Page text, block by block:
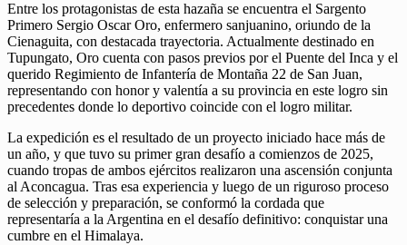
Entre los protagonistas de esta hazaña se encuentra el Sargento
Primero Sergio Oscar Oro, enfermero sanjuanino, oriundo de la
Cienaguita, con destacada trayectoria. Actualmente destinado en
Tupungato, Oro cuenta con pasos previos por el Puente del Inca y el
querido Regimiento de Infantería de Montaña 22 de San Juan,
representando con honor y valentía a su provincia en este logro sin
precedentes donde lo deportivo coincide con el logro militar.
La expedición es el resultado de un proyecto iniciado hace más de
un año, y que tuvo su primer gran desafío a comienzos de 2025,
cuando tropas de ambos ejércitos realizaron una ascensión conjunta
al Aconcagua. Tras esa experiencia y luego de un riguroso proceso
de selección y preparación, se conformó la cordada que
representaría a la Argentina en el desafío definitivo: conquistar una
cumbre en el Himalaya.